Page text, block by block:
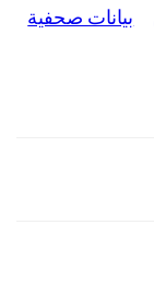
بيانات صحفية